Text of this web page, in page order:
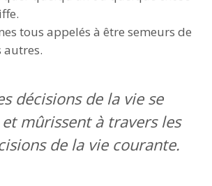
tous appelés à être semeurs de
autres.
décisions de la vie se
mûrissent à travers les
de la vie courante.